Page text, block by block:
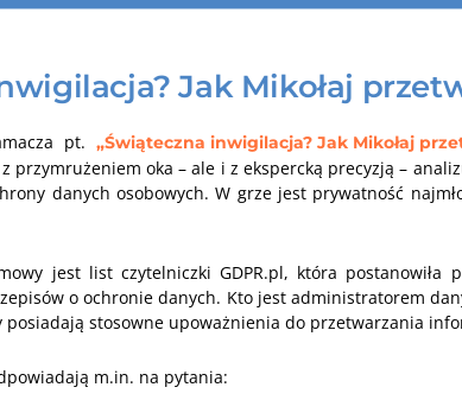
Jak Mikołaj
pt. „Świąteczna inwigilacja? Jak Mikołaj
przymrużeniem oka – ale i z ekspercką precyzją –
danych osobowych. W grze jest prywatność
jest list czytelniczki GDPR.pl, która postanowiła
o ochronie danych. Kto jest administratorem
posiadają stosowne upoważnienia do przetwarzania
m.in. na pytania: